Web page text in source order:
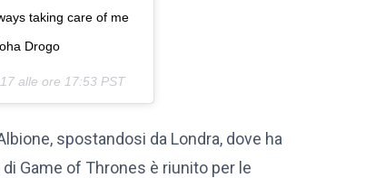
taking care of me
Drogo
alle ore 17:53 PST
spostandosi da Londra, dove ha
di Game of Thrones è riunito per le